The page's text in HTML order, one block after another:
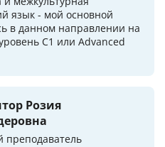
язык - мой основной
в данном направлении на
С1 или Advanced
Розия
преподаватель